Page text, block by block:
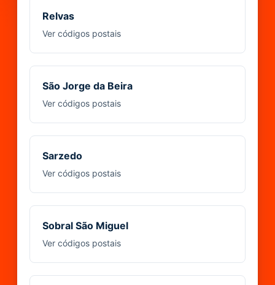
Relvas
Ver códigos postais
São Jorge da Beira
Ver códigos postais
Sarzedo
Ver códigos postais
Sobral São Miguel
Ver códigos postais